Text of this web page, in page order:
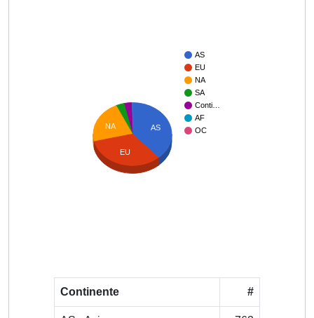
AS
EU
NA
SA
Conti…
AF
OC
AS
NA
EU
Continente #